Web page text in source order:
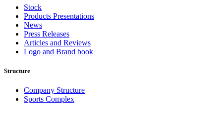
Stock
Products Presentations
News
Press Releases
Articles and Reviews
Logo and Brand book
Structure
Company Structure
Sports Complex